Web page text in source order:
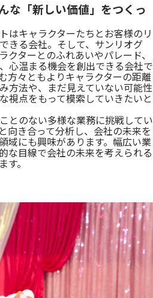
な「新しい価値」をつくっ
はキャラクターたちとお客様のリ
きる会社。そして、サンリオグ
クターとのふれあいやパレード、
心温まる機会を創出できる会社で
方々ともよりキャラクターの距離
方法や、まだ見えていない可能性
視点をもって模索していきたいと
とのない多様な業務に挑戦してい
向き合って分析し、会社の未来を
域にも興味があります。幅広い業
な目線で会社の未来を考えられる
。